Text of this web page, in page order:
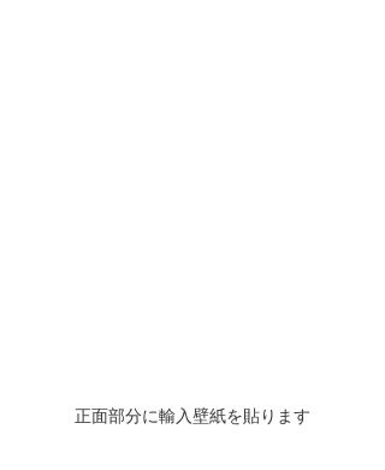
正面部分に輸入壁紙を貼ります